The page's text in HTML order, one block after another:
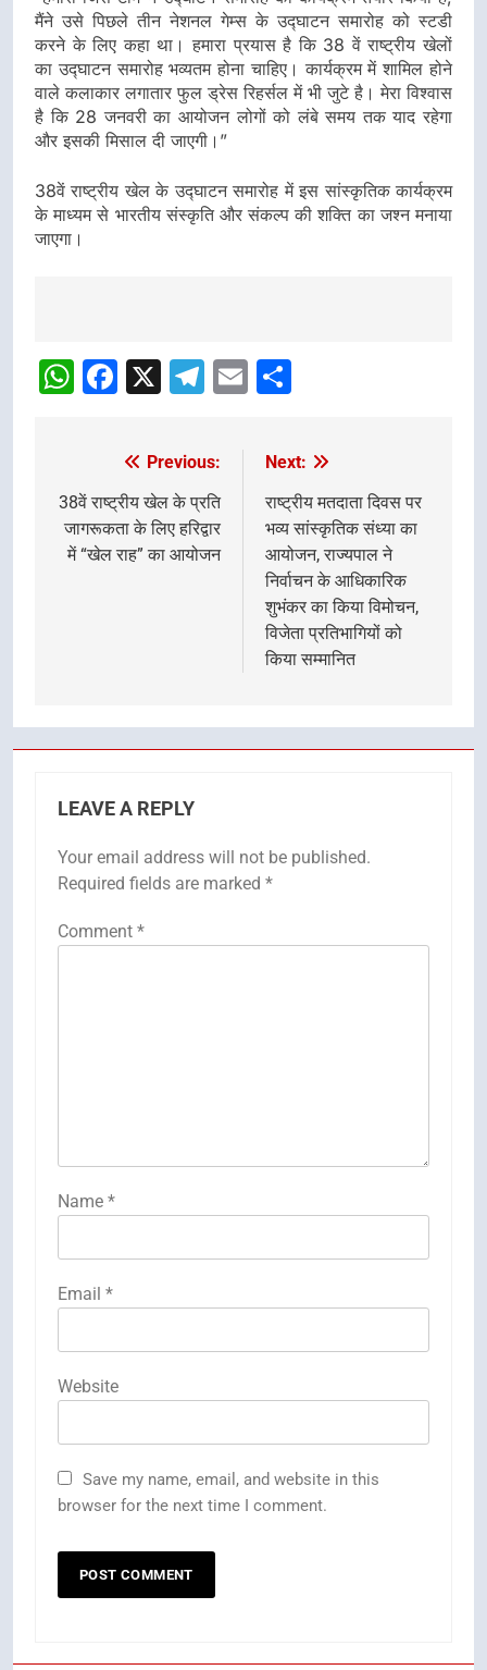
मैंने उसे पिछले तीन नेशनल गेम्स के उद्घाटन समारोह को स्टडी
करने के लिए कहा था। हमारा प्रयास है कि 38 वें राष्ट्रीय खेलों
का उद्घाटन समारोह भव्यतम होना चाहिए। कार्यक्रम में शामिल होने
वाले कलाकार लगातार फुल ड्रेस रिहर्सल में भी जुटे है। मेरा विश्वास
है कि 28 जनवरी का आयोजन लोगों को लंबे समय तक याद रहेगा
और इसकी मिसाल दी जाएगी।”
38वें राष्ट्रीय खेल के उद्घाटन समारोह में इस सांस्कृतिक कार्यक्रम
के माध्यम से भारतीय संस्कृति और संकल्प की शक्ति का जश्न मनाया
जाएगा।
Navigation
WhatsApp
Facebook
X Telegram
Email
navigation
Previous:
38वें राष्ट्रीय खेल के प्रति
जागरूकता के लिए हरिद्वार
में “खेल राह” का आयोजन
Next:
राष्ट्रीय मतदाता दिवस पर
भव्य सांस्कृतिक संध्या का
आयोजन, राज्यपाल ने
निर्वाचन के आधिकारिक
शुभंकर का किया विमोचन,
विजेता प्रतिभागियों को
किया सम्मानित
LEAVE A REPLY
Your email address will not be published.
Required fields are marked *
Comment *
Name *
Email *
Website
Save my name, email, and website in this
browser for the next time I comment.